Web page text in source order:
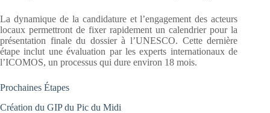
La dynamique de la candidature et l’engagement des acteurs
locaux permettront de fixer rapidement un calendrier pour la
présentation finale du dossier à l’UNESCO. Cette dernière
étape inclut une évaluation par les experts internationaux de
l’ICOMOS, un processus qui dure environ 18 mois.
Prochaines Étapes
Création du GIP du Pic du Midi